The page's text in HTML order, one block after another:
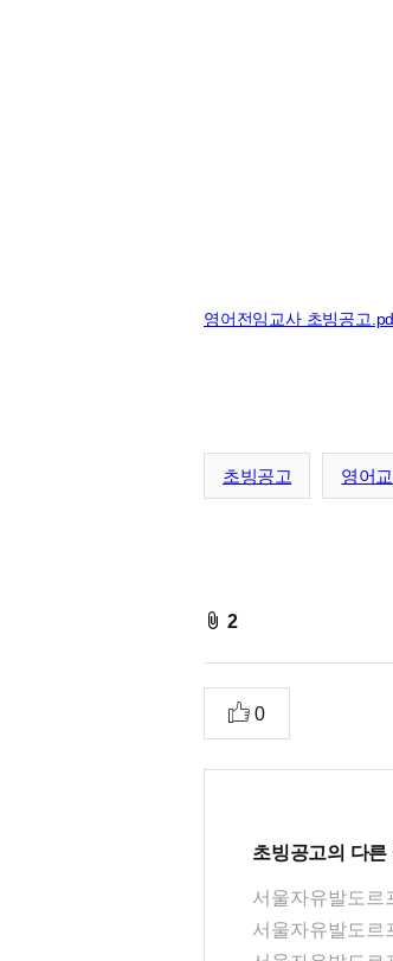
영어전임교사 초빙공고
초빙공고 영어
fileAttachedList
2
추 0
초빙공고의 다른
서울자유발도르
서울자유발도르